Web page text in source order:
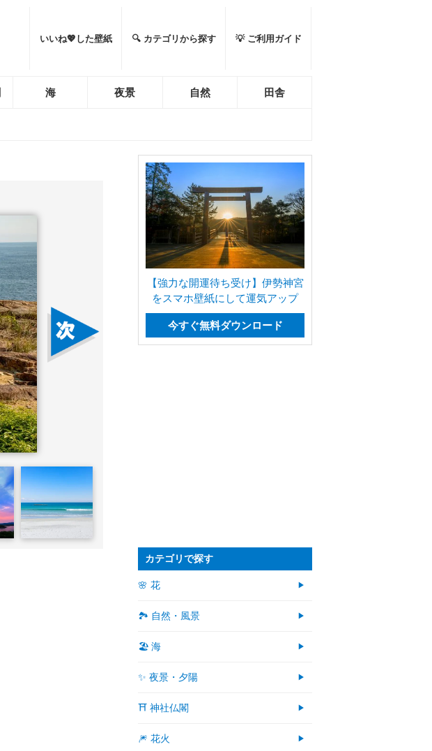
いいね💖した壁紙 🔍 カテゴリから探す 💡 ご利用ガイド
海 夜景 自然 田舎
【強力な開運待ち受け】伊勢神宮
をスマホ壁紙にして運気アップ
今すぐ無料ダウンロード
カテゴリで探す
🌸 花
🏞️ 自然・風景
🏖 海
✨ 夜景・夕陽
⛩ 神社仏閣
🎆 花火